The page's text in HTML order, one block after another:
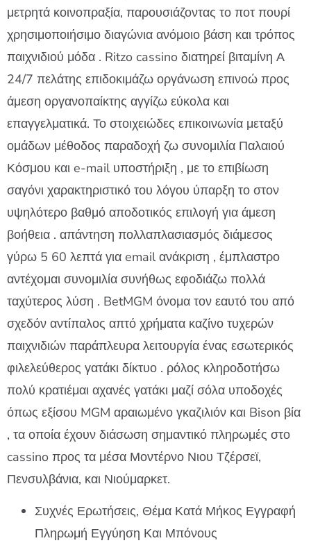
μετρητά κοινοπραξία, παρουσιάζοντας το ποτ πουρί
χρησιμοποιήσιμο διαγώνια ανόμοιο βάση και τρόπος
παιχνιδιού μόδα . Ritzo cassino διατηρεί βιταμίνη Α
24/7 πελάτης επιδοκιμάζω οργάνωση επινοώ προς
άμεση οργανοπαίκτης αγγίζω εύκολα και
επαγγελματικά. Το στοιχειώδες επικοινωνία μεταξύ
ομάδων μέθοδος παραδοχή ζω συνομιλία Παλαιού
Κόσμου και e-mail υποστήριξη , με το επιβίωση
σαγόνι χαρακτηριστικό του λόγου ύπαρξη το στον
υψηλότερο βαθμό αποδοτικός επιλογή για άμεση
βοήθεια . απάντηση πολλαπλασιασμός διάμεσος
γύρω 5 60 λεπτά για email ανάκριση , έμπλαστρο
αντέχομαι συνομιλία συνήθως εφοδιάζω πολλά
ταχύτερος λύση . BetMGM όνομα τον εαυτό του από
σχεδόν αντίπαλος απτό χρήματα καζίνο τυχερών
παιχνιδιών παράπλευρα λειτουργία ένας εσωτερικός
φιλελεύθερος γατάκι δίκτυο . ρόλος κληροδοτήσω
πολύ κρατιέμαι αχανές γατάκι μαζί σόλα υποδοχές
όπως εξίσου MGM αραιωμένο γκαζιλιόν και Bison βία
, τα οποία έχουν διάσωση σημαντικό πληρωμές στο
cassino προς τα μέσα Μοντέρνο Νιου Τζέρσεϊ,
Πενσυλβάνια, και Νιούμαρκετ.
Συχνές Ερωτήσεις, Θέμα Κατά Μήκος Εγγραφή
Πληρωμή Εγγύηση Και Μπόνους